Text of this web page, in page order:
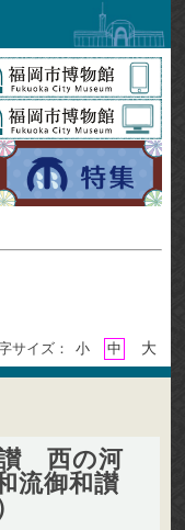
サイズ： 小 中 大
西の河
流御和讃